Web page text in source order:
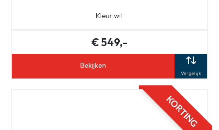
Kleur wit
€ 549,-
Bekijken
Vergelijk
KORTING